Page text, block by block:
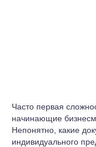
Часто первая
начинающие
Непонятно, какие
индивидуального